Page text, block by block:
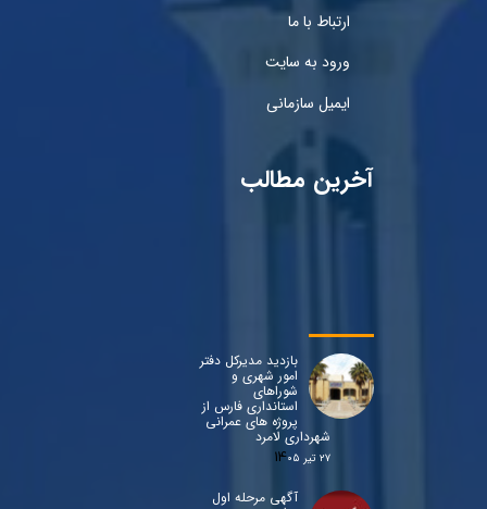
ارتباط با ما
ورود به سایت
ایمیل سازمانی
آخرین مطالب
بازدید مدیرکل دفتر
امور شهری و
شوراهای
استانداری فارس از
پروژه های عمرانی
شهرداری لامرد
۲۷ تیر ۰۵
آگهی مرحله اول